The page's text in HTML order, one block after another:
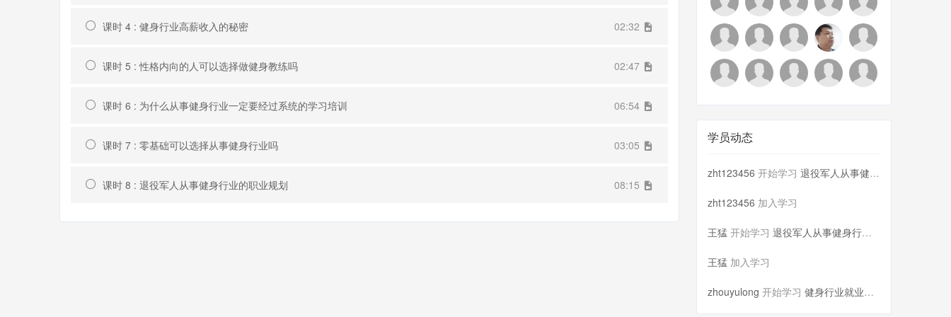
课时 4 : 健身行业高薪收入的秘密 02:32
课时 5 : 性格内向的人可以选择做健身教练吗 02:47
课时 6 : 为什么从事健身行业一定要经过系统的学习培训 06:54
课时 7 : 零基础可以选择从事健身行业吗 03:05
课时 8 : 退役军人从事健身行业的职业规划 08:15
学员动态
zht123456 开始学习 退役军人从事健身行业的优势与可...
zht123456 加入学习
王猛 开始学习 退役军人从事健身行业的优势与可...
王猛 加入学习
zhouyulong 开始学习 健身行业就业岗位与晋升前景